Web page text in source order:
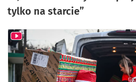
tylko na starcie”